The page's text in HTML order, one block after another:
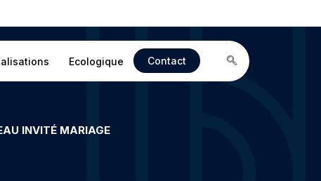
Ecologique Contact
INVITÉ MARIAGE